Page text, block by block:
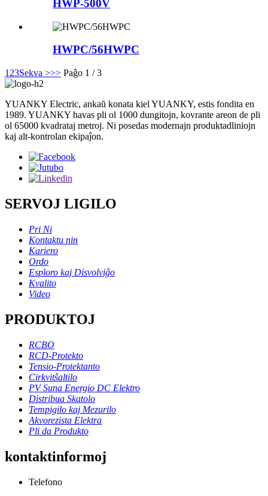
HWP-500V
HWPC/56HWPC
1 23Sekva >>> Paĝo 1 / 3
YUANKY Electric, ankaŭ konata kiel YUANKY, estis fondita en
1989. YUANKY havas pli ol 1000 dungitojn, kovrante areon de pli
ol 65000 kvadrataj metroj. Ni posedas modernajn produktadliniojn
kaj alt-kontrolan ekipaĵon.
SERVOJ LIGILO
Pri Ni
Kontaktu nin
Kariero
Ordo
Esploro kaj Disvolviĝo
Kvalito
Video
PRODUKTOJ
RCBO
RCD-Protekto
Tensio-Protektanto
Cirkvitŝaltilo
PV Suna Energio DC Elektro
Distribua Skatolo
Tempigilo kaj Mezurilo
Akvorezista Elektra
Pli da Produkto
kontaktinformoj
Telefono